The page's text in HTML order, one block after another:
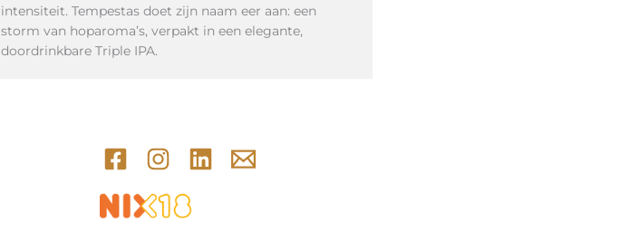
intensiteit. Tempestas doet zijn naam eer aan: een
storm van hoparoma’s, verpakt in een elegante,
doordrinkbare Triple IPA.